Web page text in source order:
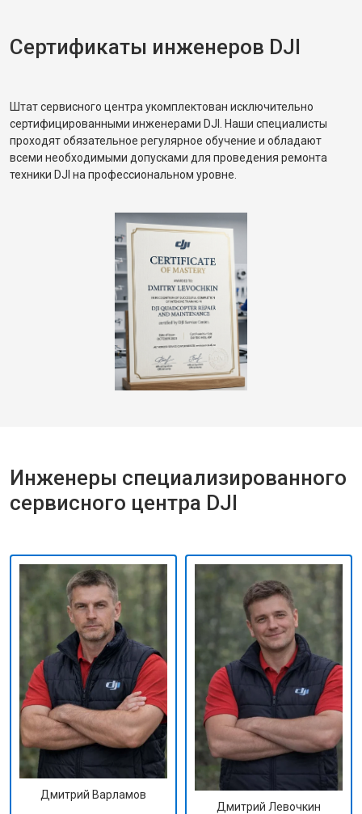
Сертификаты инженеров DJI
Штат сервисного центра укомплектован исключительно
сертифицированными инженерами DJI. Наши специалисты
проходят обязательное регулярное обучение и обладают
всеми необходимыми допусками для проведения ремонта
техники DJI на профессиональном уровне.
Инженеры специализированного
сервисного центра DJI
Дмитрий Варламов
Дмитрий Левочкин